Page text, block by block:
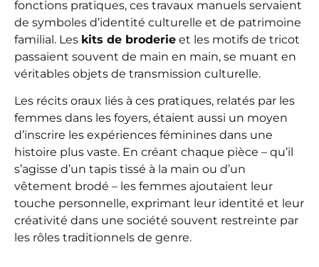
fonctions pratiques, ces travaux manuels servaient
de symboles d’identité culturelle et de patrimoine
familial. Les kits de broderie et les motifs de tricot
passaient souvent de main en main, se muant en
véritables objets de transmission culturelle.
Les récits oraux liés à ces pratiques, relatés par les
femmes dans les foyers, étaient aussi un moyen
d’inscrire les expériences féminines dans une
histoire plus vaste. En créant chaque pièce – qu’il
s’agisse d’un tapis tissé à la main ou d’un
vêtement brodé – les femmes ajoutaient leur
touche personnelle, exprimant leur identité et leur
créativité dans une société souvent restreinte par
les rôles traditionnels de genre.